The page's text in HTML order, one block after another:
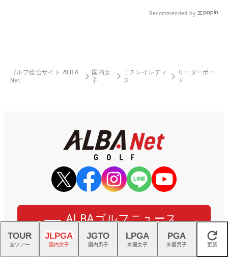
Recommended by
ゴルフ総合サイト ALBA
Net
国内女
子
ニチレイレディ
ス
リーダーボー
ド
ALBAゴルフニュース
メルマガ登録はこちら
閉じる
TOUR
全ツアー
JLPGA
国内女子
JGTO
国内男子
LPGA
米国女子
PGA
米国男子 更新